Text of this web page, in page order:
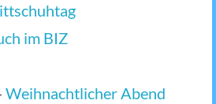
im BIZ
Weihnachtlicher Abend